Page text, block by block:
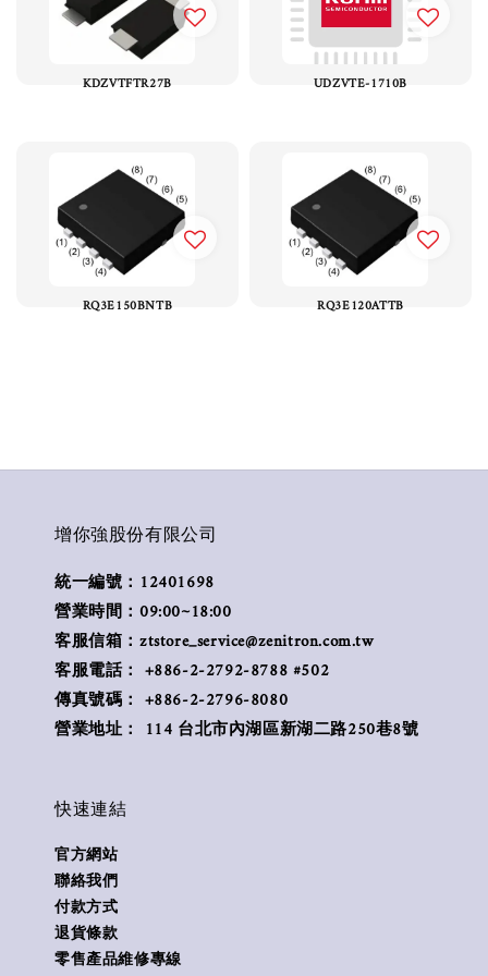
KDZVTFTR27B UDZVTE-1710B
RQ3E150BNTB RQ3E120ATTB
增你強股份有限公司
統一編號：12401698
營業時間：09:00~18:00
客服信箱：ztstore_service@zenitron.com.tw
客服電話： +886-2-2792-8788 #502
傳真號碼： +886-2-2796-8080
營業地址： 114 台北市內湖區新湖二路250巷8號
快速連結
官方網站
聯絡我們
付款方式
退貨條款
零售產品維修專線